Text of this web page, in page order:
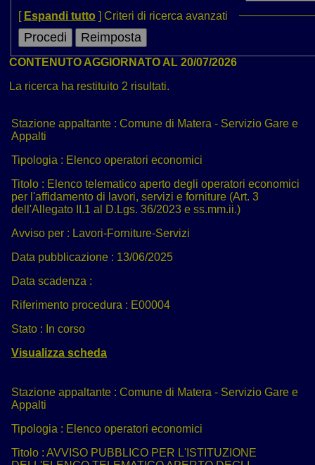
[ Espandi tutto ] Criteri di ricerca avanzati
CONTENUTO AGGIORNATO AL 20/07/2026
La ricerca ha restituito 2 risultati.
Stazione appaltante : Comune di Matera - Servizio Gare e
Appalti
Tipologia : Elenco operatori economici
Titolo : Elenco telematico aperto degli operatori economici
per l'affidamento di lavori, servizi e forniture (Art. 3
dell'Allegato II.1 al D.Lgs. 36/2023 e ss.mm.ii.)
Avviso per : Lavori-Forniture-Servizi
Data pubblicazione : 13/06/2025
Data scadenza :
Riferimento procedura : E00004
Stato : In corso
Visualizza scheda
Stazione appaltante : Comune di Matera - Servizio Gare e
Appalti
Tipologia : Elenco operatori economici
Titolo : AVVISO PUBBLICO PER L'ISTITUZIONE